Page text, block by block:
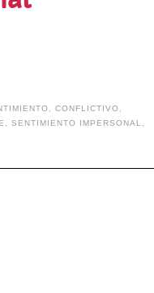
CONFLICTIVO
SENTIMIENTO IMPERSONAL